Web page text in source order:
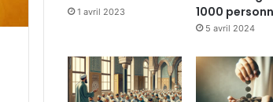
1 avril 2023
1000
5 avril 2024